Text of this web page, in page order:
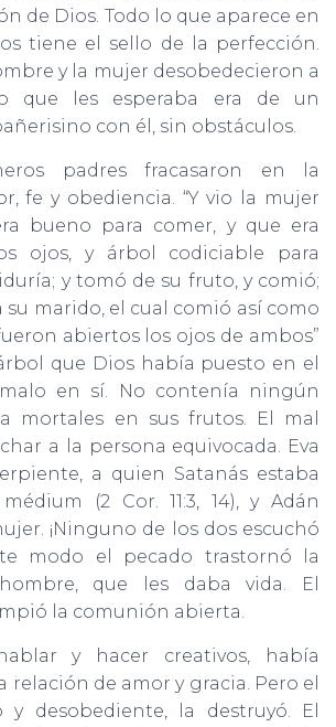
de Dios. Todo lo que aparece en
tiene el sello de la perfección.
y la mujer desobedecieron a
que les esperaba era de un
con él, sin obstáculos.
padres fracasaron en la
fe y obediencia. “Y vio la mujer
bueno para comer, y que era
ojos, y árbol codiciable para
y tomó de su fruto, y comió;
marido, el cual comió así como
abiertos los ojos de ambos”
árbol que Dios había puesto en el
en sí. No contenía ningún
mortales en sus frutos. El mal
a la persona equivocada. Eva
a quien Satanás estaba
(2 Cor. 11:3, 14), y Adán
¡Ninguno de los dos escuchó
modo el pecado trastornó la
que les daba vida. El
la comunión abierta.
y hacer creativos, había
relación de amor y gracia. Pero el
y desobediente, la destruyó. El